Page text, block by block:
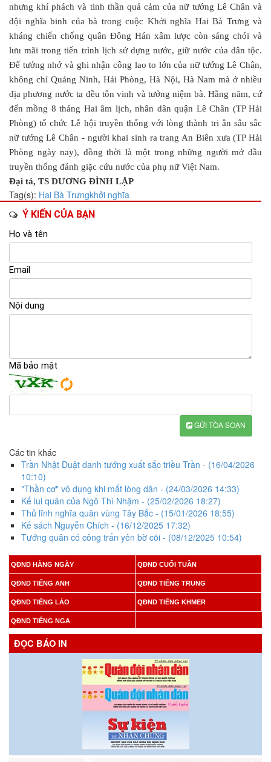
nhưng khí phách và tinh thần quả cảm của nữ tướng Lê Chân và
đội nghĩa binh của bà trong cuộc Khởi nghĩa Hai Bà Trưng và
kháng chiến chống quân Đông Hán xâm lược còn sáng chói và
lưu mãi trong tiến trình lịch sử dựng nước, giữ nước của dân tộc.
Để tưởng nhớ và ghi nhận công lao to lớn của nữ tướng Lê Chân,
không chỉ Quảng Ninh, Hải Phòng, Hà Nội, Hà Nam mà ở nhiều
địa phương nước ta đều tôn vinh và tưởng niệm bà. Hằng năm, cứ
đến mồng 8 tháng Hai âm lịch, nhân dân quận Lê Chân (TP Hải
Phòng) tổ chức Lễ hội truyền thống với lòng thành tri ân sâu sắc
nữ tướng Lê Chân - người khai sinh ra trang An Biên xưa (TP Hải
Phòng ngày nay), đồng thời là một trong những người mở đầu
truyền thống đánh giặc cứu nước của phụ nữ Việt Nam.
Đại tá, TS DƯƠNG ĐÌNH LẬP
Tag(s): Hai Bà Trưngkhởi nghĩa
Ý KIẾN CỦA BẠN
Họ và tên
Email
Nội dung
Mã bảo mật
GỬI TÒA SOẠN
Các tin khác
Trần Nhật Duật danh tướng xuất sắc triều Trần - (16/04/2026
10:10)
"Thần cơ" vô dụng khi mất lòng dân - (24/03/2026 14:33)
Kế lui quân của Ngô Thì Nhậm - (25/02/2026 18:27)
Thủ lĩnh nghĩa quân vùng Tây Bắc - (15/01/2026 18:55)
Kế sách Nguyễn Chích - (16/12/2025 17:32)
Tướng quân có công trấn yên bờ cõi - (08/12/2025 10:54)
QĐND HẰNG NGÀY QĐND CUỐI TUẦN
QĐND TIẾNG ANH QĐND TIẾNG TRUNG
QĐND TIẾNG LÀO QĐND TIẾNG KHMER
QĐND TIẾNG NGA
ĐỌC BÁO IN